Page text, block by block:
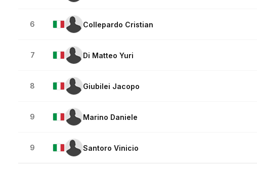
6 Collepardo Cristian
7 Di Matteo Yuri
8 Giubilei Jacopo
9 Marino Daniele
9 Santoro Vinicio